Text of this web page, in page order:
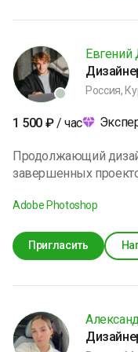
Евгений
Россия,
1 500 ₽ / час
Продолжающий
завершенных
полиграфией. Постоянно слежу за новыми тенденциями
проекта над которым работаю. Имею
образование и
Adobe Photoshop
Пригласить